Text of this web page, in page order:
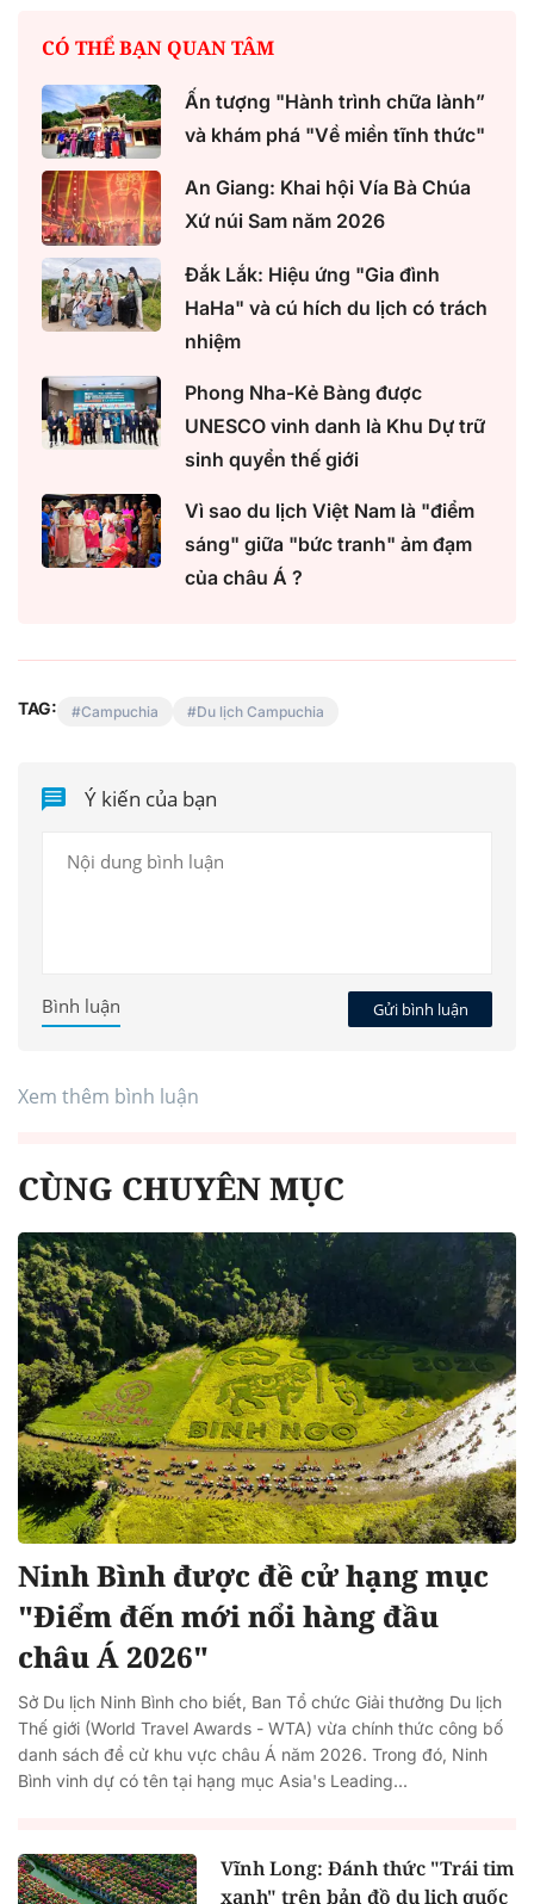
CÓ THỂ BẠN QUAN TÂM
Ấn tượng "Hành trình chữa lành”
và khám phá "Về miền tĩnh thức"
An Giang: Khai hội Vía Bà Chúa
Xứ núi Sam năm 2026
Đắk Lắk: Hiệu ứng "Gia đình
HaHa" và cú hích du lịch có trách
nhiệm
Phong Nha-Kẻ Bàng được
UNESCO vinh danh là Khu Dự trữ
sinh quyển thế giới
Vì sao du lịch Việt Nam là "điểm
sáng" giữa "bức tranh" ảm đạm
của châu Á ?
TAG: Campuchia Du lịch Campuchia
Ý kiến của bạn
Gửi bình luận
Bình luận
Xem thêm bình luận
CÙNG CHUYÊN MỤC
Ninh Bình được đề cử hạng mục
"Điểm đến mới nổi hàng đầu
châu Á 2026"
Sở Du lịch Ninh Bình cho biết, Ban Tổ chức Giải thưởng Du lịch
Thế giới (World Travel Awards - WTA) vừa chính thức công bố
danh sách đề cử khu vực châu Á năm 2026. Trong đó, Ninh
Bình vinh dự có tên tại hạng mục Asia's Leading...
Vĩnh Long: Đánh thức "Trái tim
xanh" trên bản đồ du lịch quốc